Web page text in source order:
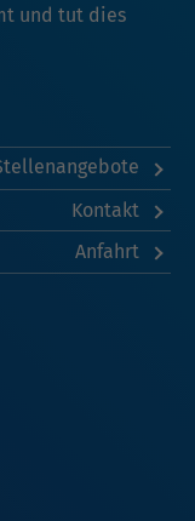
und tut dies
Kontakt
Anfahrt